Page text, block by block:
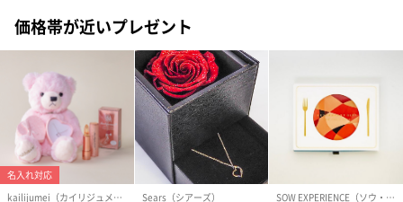
ゼリーバウム カット
（レモン＆紅茶）（432
円）
麦わらパンダバウム
（バナナ味）（540円）
3層デザート
り〜 3号（864
価格帯が近いプレゼント